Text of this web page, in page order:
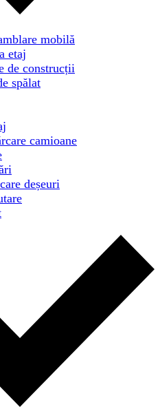
mobilă
etaj
de construcții
spălat
camioane
deșeuri